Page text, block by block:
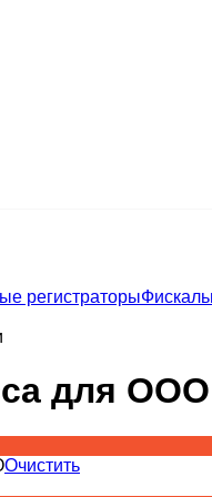
регистраторы
для ООО
Очистить